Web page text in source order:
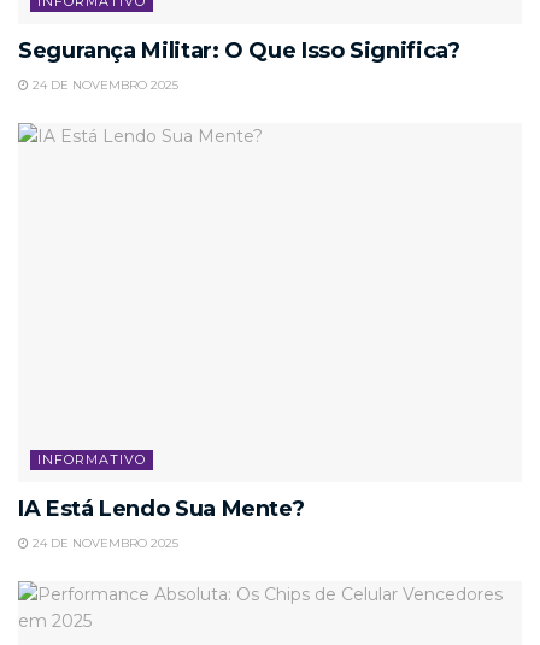
Segurança Militar: O Que Isso Significa?
24 DE NOVEMBRO 2025
INFORMATIVO
IA Está Lendo Sua Mente?
24 DE NOVEMBRO 2025